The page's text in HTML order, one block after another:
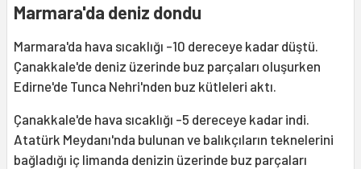
Marmara'da deniz dondu
Marmara'da hava sıcaklığı -10 dereceye kadar düştü.
Çanakkale'de deniz üzerinde buz parçaları oluşurken
Edirne'de Tunca Nehri'nden buz kütleleri aktı.
Çanakkale'de hava sıcaklığı -5 dereceye kadar indi.
Atatürk Meydanı'nda bulunan ve balıkçıların teknelerini
bağladığı iç limanda denizin üzerinde buz parçaları